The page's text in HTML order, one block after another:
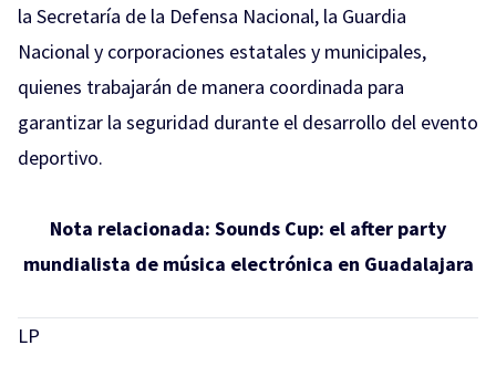
la Secretaría de la Defensa Nacional, la Guardia
Nacional y corporaciones estatales y municipales,
quienes trabajarán de manera coordinada para
garantizar la seguridad durante el desarrollo del evento
deportivo.
Nota relacionada: Sounds Cup: el after party
mundialista de música electrónica en Guadalajara
LP